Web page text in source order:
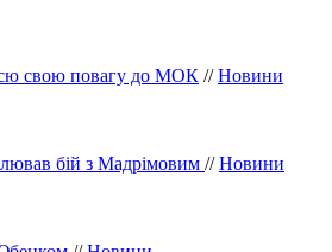
свою повагу до МОК //Новини
бій з Мадрімовим //Новини